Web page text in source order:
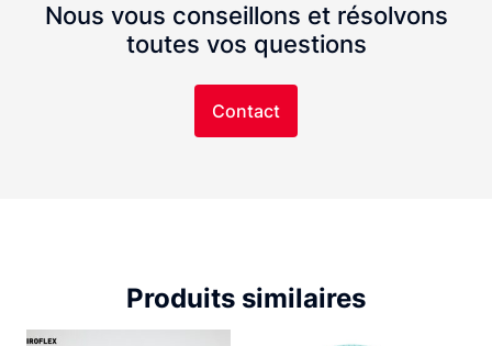
Nous vous conseillons et résolvons
toutes vos questions
Contact
Produits similaires